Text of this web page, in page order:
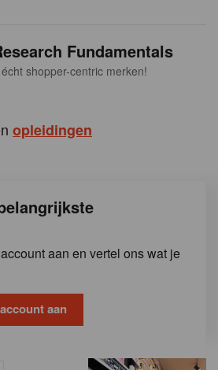
Fundamentals
shopper-centric merken!
opleidingen
aan en vertel ons wat je
aan